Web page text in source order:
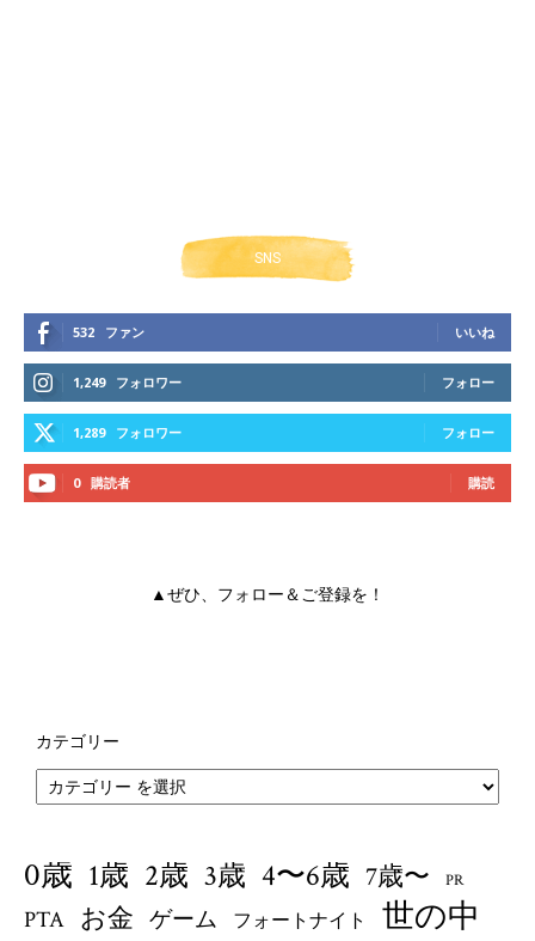
SNS
532 ファン いいね
1,249 フォロワー フォロー
1,289 フォロワー フォロー
0 購読者 購読
▲ぜひ、フォロー＆ご登録を！
カテゴリー
0歳 1歳 2歳 3歳 4〜6歳 7歳〜 PR
PTA お金 ゲーム フォートナイト 世の中